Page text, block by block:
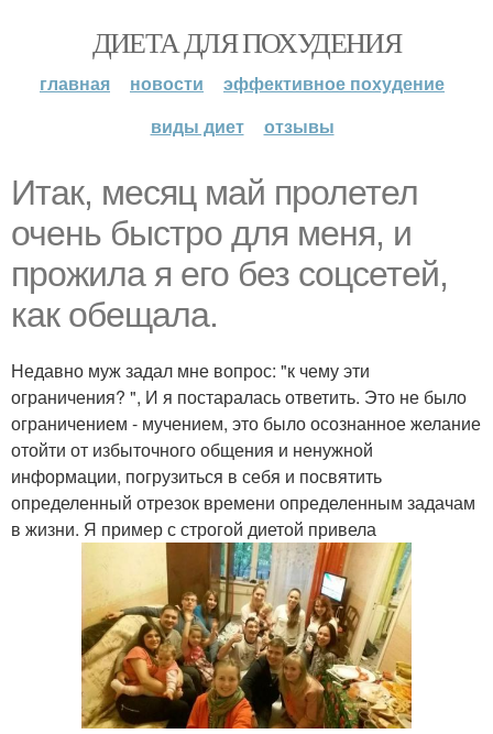
ДИЕТА ДЛЯ ПОХУДЕНИЯ
главная новости
эффективное похудение
виды диет
отзывы
Итак, месяц май пролетел
очень быстро для меня, и
прожила я его без соцсетей,
как обещала.
Недавно муж задал мне вопрос: "к чему эти
ограничения? ", И я постаралась ответить. Это не было
ограничением - мучением, это было осознанное желание
отойти от избыточного общения и ненужной
информации, погрузиться в себя и посвятить
определенный отрезок времени определенным задачам
в жизни. Я пример с строгой диетой привела